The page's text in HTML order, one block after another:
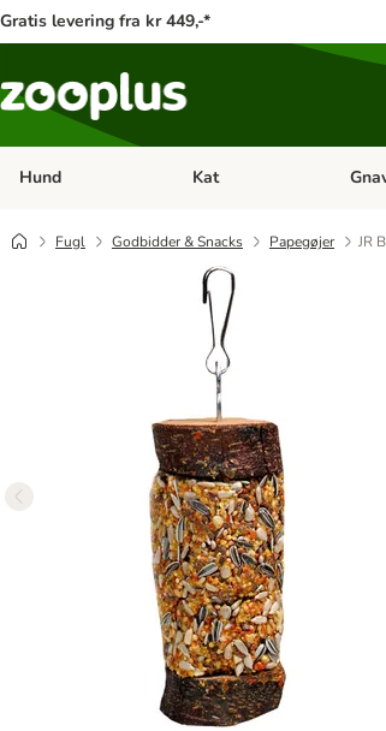
Gratis levering fra kr 449,-*
Hund Åben kategori menu: Hund
Kat Åben
Fugl Godbidder & Snacks Papegøjer JR